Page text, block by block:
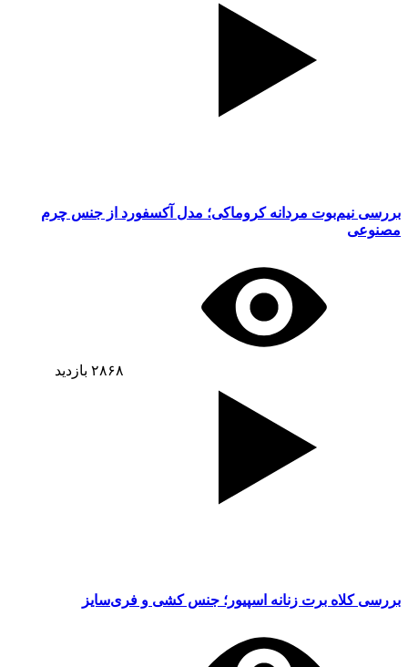
بررسی نیم‌بوت مردانه کروماکی؛ مدل آکسفورد از جنس چرم
مصنوعی
۲۸۶۸ بازدید
بررسی کلاه برت زنانه اسپیور؛ جنس کشی و فری‌سایز